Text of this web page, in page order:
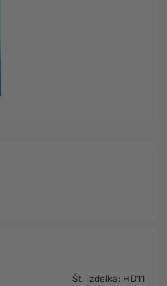
Št. izdelka: HD11